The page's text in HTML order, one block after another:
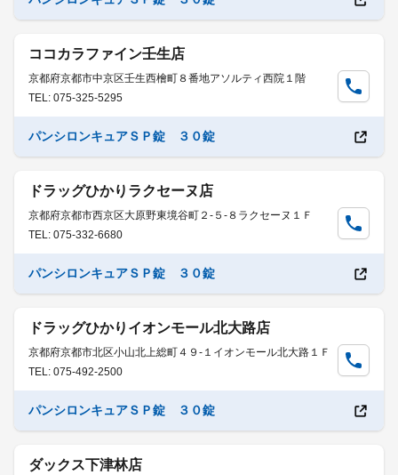
ココカラファイン壬生店
京都府京都市中京区壬生西檜町８番地アソルティ西院１階
TEL: 075-325-5295
パンシロンキュアＳＰ錠 ３０錠
ドラッグひかりラクセーヌ店
京都府京都市西京区大原野東境谷町２-５-８ラクセーヌ１Ｆ
TEL: 075-332-6680
パンシロンキュアＳＰ錠 ３０錠
ドラッグひかりイオンモール北大路店
京都府京都市北区小山北上総町４９-１イオンモール北大路１Ｆ
TEL: 075-492-2500
パンシロンキュアＳＰ錠 ３０錠
ダックス下津林店